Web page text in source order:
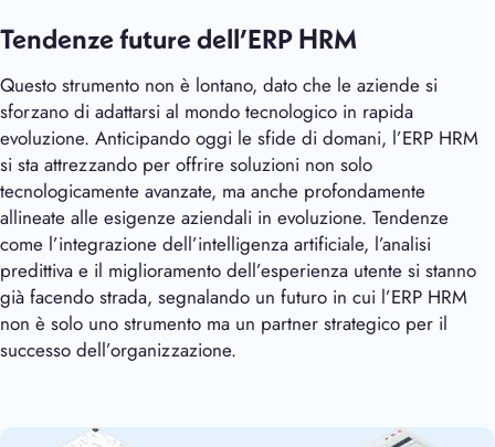
Tendenze future dell’ERP HRM
Questo strumento non è lontano, dato che le aziende si
sforzano di adattarsi al mondo tecnologico in rapida
evoluzione. Anticipando oggi le sfide di domani, l’ERP HRM
si sta attrezzando per offrire soluzioni non solo
tecnologicamente avanzate, ma anche profondamente
allineate alle esigenze aziendali in evoluzione. Tendenze
come l’integrazione dell’intelligenza artificiale, l’analisi
predittiva e il miglioramento dell’esperienza utente si stanno
già facendo strada, segnalando un futuro in cui l’ERP HRM
non è solo uno strumento ma un partner strategico per il
successo dell’organizzazione.